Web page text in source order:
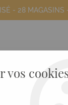
- 28 MAGASINS
vos